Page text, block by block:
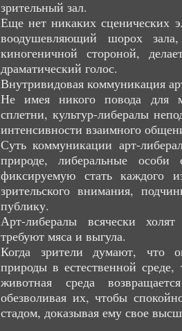
зрительный зал.
Еще нет никаких сценических
воодушевляющий шорох зала,
киногеничной стороной,
драматический голос.
Внутривидовая коммуникация
Не имея никого повода для
сплетни, культур-либералы
интенсивности взаимного
Суть коммуникации арт-
природе, либеральные
фиксируемую стать каждого
зрительского внимания,
публику.
Арт-либералы всячески
требуют мяса и выгула.
Когда зрители думают, что
природы в естественной
животная среда
обезволивая их, чтобы
стадом, доказывая ему свое